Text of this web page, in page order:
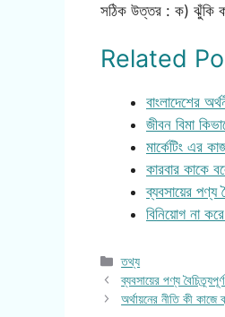
সঠিক উত্তর : ক) ঝুঁকি
Related
বাংলাদেশের
জীবন বিমা
মার্কেটিং এর
কারবার কাকে
ব্যবসায়ের পণ্য
বিনিয়োগ না
Categories
তথ্য
ব্যবসায়ের পণ্য
অর্থায়নের নীতি কী কাজে